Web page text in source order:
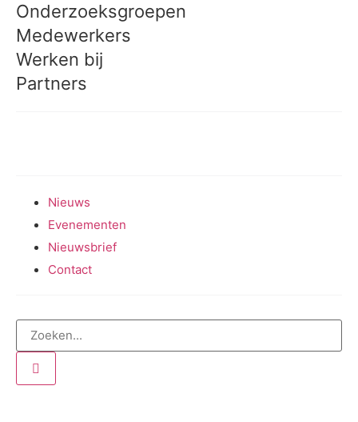
Onderzoeksgroepen
Medewerkers
Werken bij
Partners
Nieuws
Evenementen
Nieuwsbrief
Contact